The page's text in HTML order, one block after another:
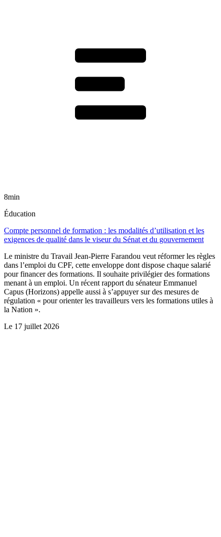
8min
Éducation
Compte personnel de formation : les modalités d’utilisation et les
exigences de qualité dans le viseur du Sénat et du gouvernement
Le ministre du Travail Jean-Pierre Farandou veut réformer les règles
dans l’emploi du CPF, cette enveloppe dont dispose chaque salarié
pour financer des formations. Il souhaite privilégier des formations
menant à un emploi. Un récent rapport du sénateur Emmanuel
Capus (Horizons) appelle aussi à s’appuyer sur des mesures de
régulation « pour orienter les travailleurs vers les formations utiles à
la Nation ».
Le 17 juillet 2026